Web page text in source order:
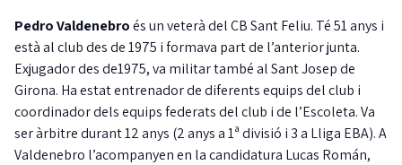
Pedro Valdenebroés un veterà del CB Sant Feliu. Té 51 anys i
està al club des de 1975 i formava part de l’anterior junta.
Exjugador des de1975, va militar també al Sant Josep de
Girona. Ha estat entrenador de diferents equips del club i
coordinador dels equips federats del club i de l’Escoleta. Va
ser àrbitre durant 12 anys (2 anys a 1ª divisió i 3 a Lliga EBA). A
Valdenebro l’acompanyen en la candidatura Lucas Román,